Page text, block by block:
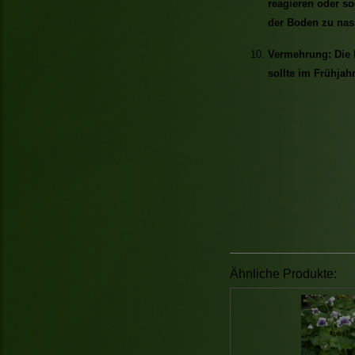
reagieren oder
der Boden zu
Vermehrung: Die
sollte im
Ähnliche Produkte: